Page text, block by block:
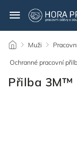
/ Muži /
Ochranné pracovní
Přilba 3M™